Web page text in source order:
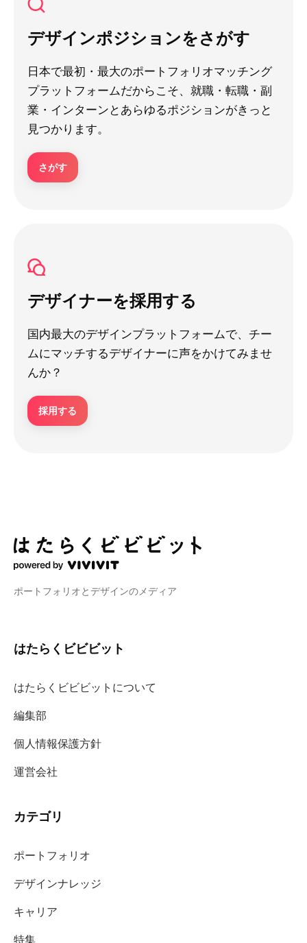
デザインポジションをさがす
日本で最初・最大のポートフォリオマッチング
プラットフォームだからこそ、就職・転職・副
業・インターンとあらゆるポジションがきっと
見つかります。
さがす
デザイナーを採用する
国内最大のデザインプラットフォームで、チー
ムにマッチするデザイナーに声をかけてみませ
んか？
採用する
ポートフォリオとデザインのメディア
はたらくビビビット
はたらくビビビットについて
編集部
個人情報保護方針
運営会社
カテゴリ
ポートフォリオ
デザインナレッジ
キャリア
特集